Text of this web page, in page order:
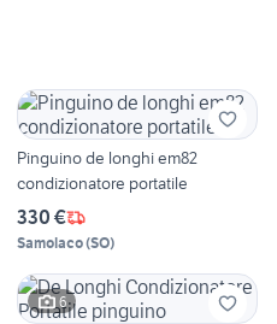
Pinguino de longhi em82
condizionatore portatile
330 €
Samolaco(SO)
6